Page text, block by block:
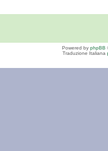
Powered by phpBB
Traduzione Italiana